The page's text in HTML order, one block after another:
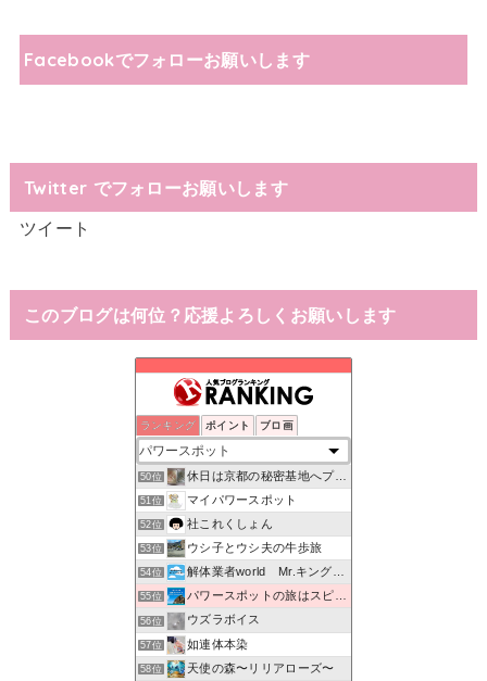
Facebookでフォローお願いします
Twitter でフォローお願いします
ツイート
このブログは何位？応援よろしくお願いします
ランキング ポイント ブロ画
48位 埼玉、東京の小さな旅写真ー神社、仏閣めぐりメイン
49位 アラサーTのメモブログ
50位 休日は京都の秘密基地へプチ家出クラブ
51位 マイパワースポット
52位 社これくしょん
53位 ウシ子とウシ夫の牛歩旅
54位 解体業者world Mr.キングの日常♪
55位 パワースポットの旅はスピリチュアル！
56位 ウズラボイス
57位 如連体本染
58位 天使の森〜リリアローズ〜